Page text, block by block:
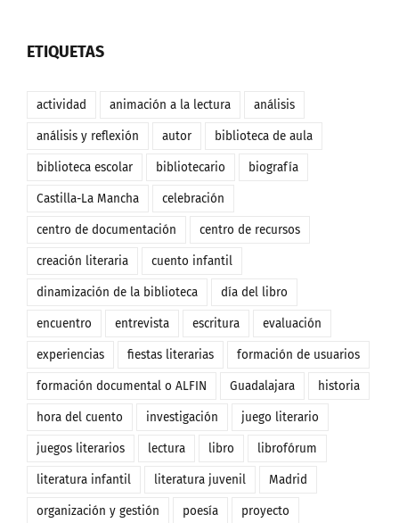
ETIQUETAS
actividad animación a la lectura análisis
análisis y reflexión autor biblioteca de aula
biblioteca escolar bibliotecario biografía
Castilla-La Mancha celebración
centro de documentación centro de recursos
creación literaria cuento infantil
dinamización de la biblioteca día del libro
encuentro entrevista escritura evaluación
experiencias fiestas literarias formación de usuarios
formación documental o ALFIN Guadalajara historia
hora del cuento investigación juego literario
juegos literarios lectura libro librofórum
literatura infantil literatura juvenil Madrid
organización y gestión poesía proyecto